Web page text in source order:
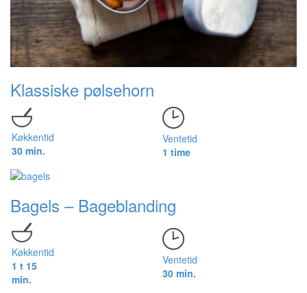
Klassiske pølsehorn
Køkkentid
30 min.
Ventetid
1 time
Bagels – Bageblanding
Køkkentid
1 t 15
min.
Ventetid
30 min.